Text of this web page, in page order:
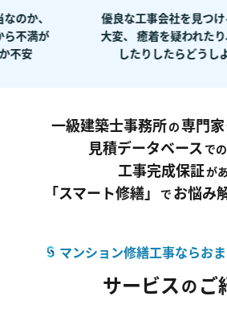
のか、
ら不満が
不安
優良な工事会社を見つ
大変、 癒着を疑われた
したりしたらどうし
一級建築士事務所の専門家
見積データベース での
工事完成保証が
「スマート修繕」 で お悩み
マンション修繕工事ならお
サービスの ご